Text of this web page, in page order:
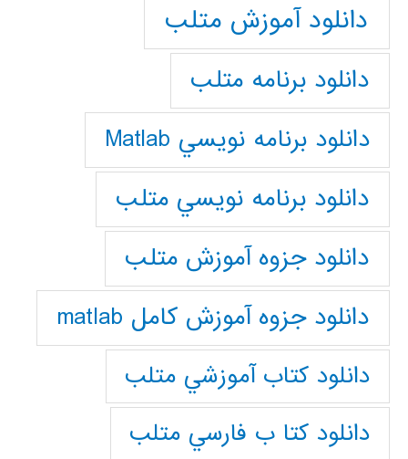
دانلود آموزش متلب
دانلود برنامه متلب
دانلود برنامه نويسي Matlab
دانلود برنامه نويسي متلب
دانلود جزوه آموزش متلب
دانلود جزوه آموزش کامل matlab
دانلود كتاب آموزشي متلب
دانلود كتا ب فارسي متلب